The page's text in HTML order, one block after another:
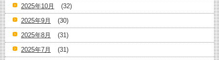
2025年10月
(32)
2025年9月
(30)
2025年8月
(31)
2025年7月
(31)